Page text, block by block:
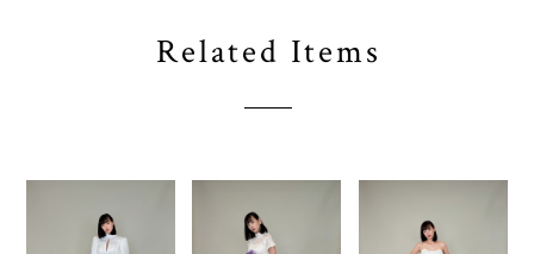
Related Items